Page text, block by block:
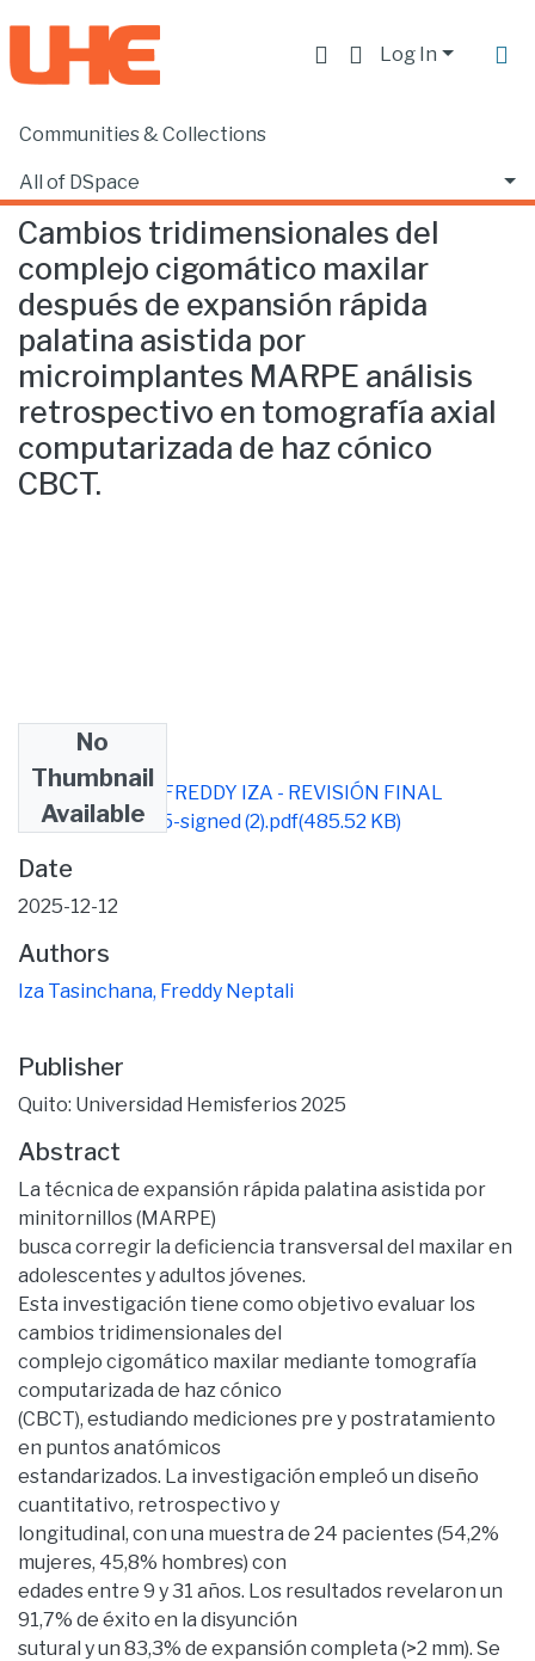
Log In
Communities & Collections
All of DSpace
Statistics
Home
Cambios tridimensionales del
complejo cigomático maxilar
después de expansión rápida
palatina asistida por
microimplantes MARPE análisis
retrospectivo en tomografía axial
computarizada de haz cónico
CBCT.
No
Thumbnail
Available
TESIS CZM 3D - FREDDY IZA - REVISIÓN FINAL
DICIEMBRE 2025-signed (2).pdf(485.52 KB)
Date
2025-12-12
Authors
Iza Tasinchana, Freddy Neptali
Publisher
Quito: Universidad Hemisferios 2025
Abstract
La técnica de expansión rápida palatina asistida por
minitornillos (MARPE)
busca corregir la deficiencia transversal del maxilar en
adolescentes y adultos jóvenes.
Esta investigación tiene como objetivo evaluar los
cambios tridimensionales del
complejo cigomático maxilar mediante tomografía
computarizada de haz cónico
(CBCT), estudiando mediciones pre y postratamiento
en puntos anatómicos
estandarizados. La investigación empleó un diseño
cuantitativo, retrospectivo y
longitudinal, con una muestra de 24 pacientes (54,2%
mujeres, 45,8% hombres) con
edades entre 9 y 31 años. Los resultados revelaron un
91,7% de éxito en la disyunción
sutural y un 83,3% de expansión completa (>2 mm). Se